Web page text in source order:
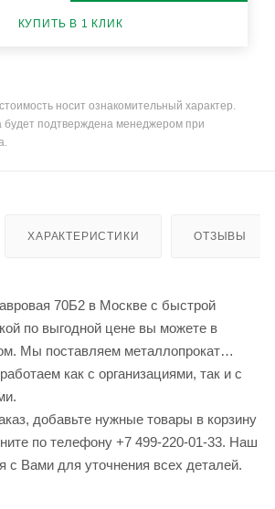
КУПИТЬ В 1 КЛИК
носит ознакомительный характер.
будет подтверждена менеджером при
ХАРАКТЕРИСТИКИ ОТЗЫВЫ
70Б2 в Москве с быстрой
по выгодной цене вы можете в
Мы поставляем металлопрокат
как с организациями, так и с
добавьте нужные товары в корзину
по телефону +7 499-220-01-33. Наш
с Вами для уточнения всех деталей.